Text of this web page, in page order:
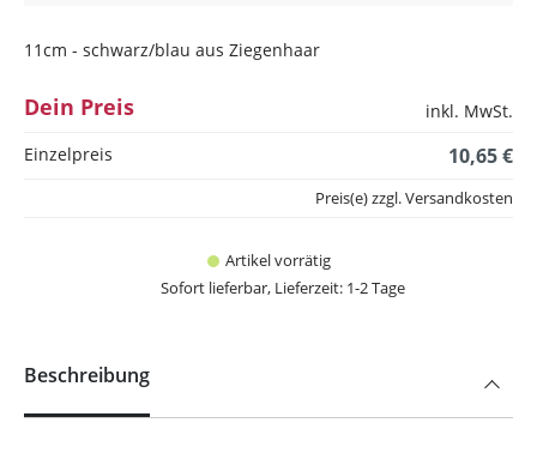
11cm - schwarz/blau aus Ziegenhaar
Dein Preis
inkl. MwSt.
Einzelpreis
10,65 €
Artikel vorrätig
Sofort lieferbar, Lieferzeit: 1-2 Tage
Preis(e) zzgl. Versandkosten
Beschreibung